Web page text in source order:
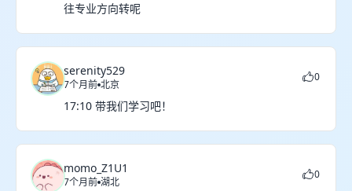
往专业方向转呢
serenity529
7个月前 北京
0
17:10 带我们学习吧！
momo_Z1U1
7个月前 湖北
0